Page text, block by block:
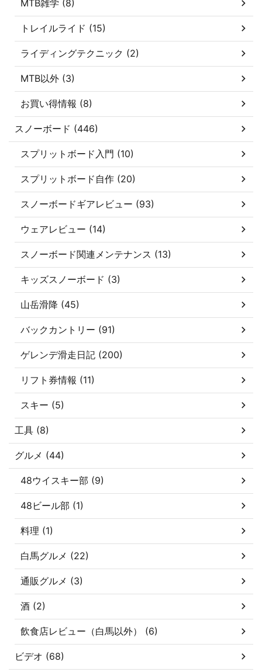
MTB雑学 (8)
トレイルライド (15)
ライディングテクニック (2)
MTB以外 (3)
お買い得情報 (8)
スノーボード (446)
スプリットボード入門 (10)
スプリットボード自作 (20)
スノーボードギアレビュー (93)
ウェアレビュー (14)
スノーボード関連メンテナンス (13)
キッズスノーボード (3)
山岳滑降 (45)
バックカントリー (91)
ゲレンデ滑走日記 (200)
リフト券情報 (11)
スキー (5)
工具 (8)
グルメ (44)
48ウイスキー部 (9)
48ビール部 (1)
料理 (1)
白馬グルメ (22)
通販グルメ (3)
酒 (2)
飲食店レビュー（白馬以外） (6)
ビデオ (68)